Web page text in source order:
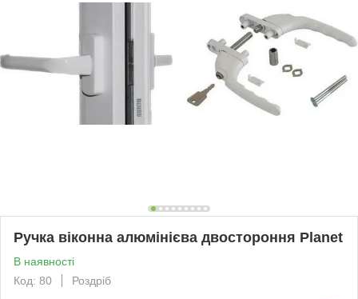
Ручка віконна алюмінієва двостороння Рlanet
В наявності
Код: 80
Роздріб